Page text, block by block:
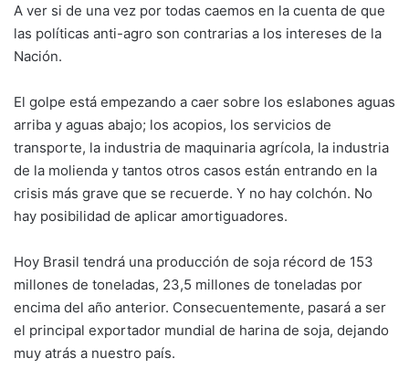
A ver si de una vez por todas caemos en la cuenta de que
las políticas anti-agro son contrarias a los intereses de la
Nación.
El golpe está empezando a caer sobre los eslabones aguas
arriba y aguas abajo; los acopios, los servicios de
transporte, la industria de maquinaria agrícola, la industria
de la molienda y tantos otros casos están entrando en la
crisis más grave que se recuerde. Y no hay colchón. No
hay posibilidad de aplicar amortiguadores.
Hoy Brasil tendrá una producción de soja récord de 153
millones de toneladas, 23,5 millones de toneladas por
encima del año anterior. Consecuentemente, pasará a ser
el principal exportador mundial de harina de soja, dejando
muy atrás a nuestro país.